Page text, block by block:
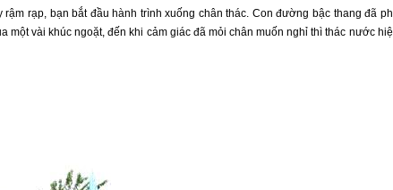
rạp, bạn bắt đầu hành trình xuống chân thác. Con đường bậc thang đã
vài khúc ngoặt, đến khi cảm giác đã mỏi chân muốn nghỉ thì thác nước